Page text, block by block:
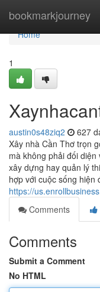
bookmarkjourney
Home
Home
1
austin0s48ziq2 627
Xây nhà Cần Thơ trọn
mà không phải đối
xây dựng hay quản lý
hợp với cuộc sống hiện
https://
Comments
Comments
Submit a Comment
No HTML